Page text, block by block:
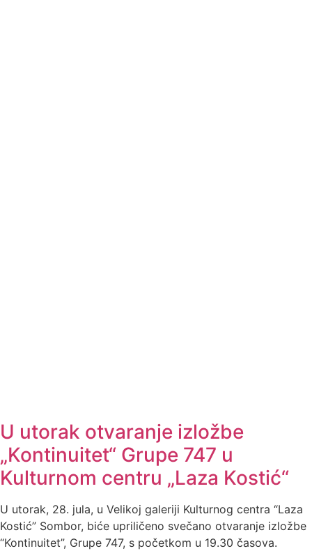
U utorak otvaranje izložbe
„Kontinuitet“ Grupe 747 u
Kulturnom centru „Laza Kostić“
U utorak, 28. jula, u Velikoj galeriji Kulturnog centra “Laza
Kostić” Sombor, biće upriličeno svečano otvaranje izložbe
“Kontinuitet”, Grupe 747, s početkom u 19.30 časova.